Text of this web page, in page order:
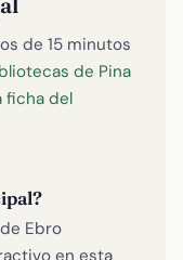
de 15 minutos
de Pina
ficha del
Ebro